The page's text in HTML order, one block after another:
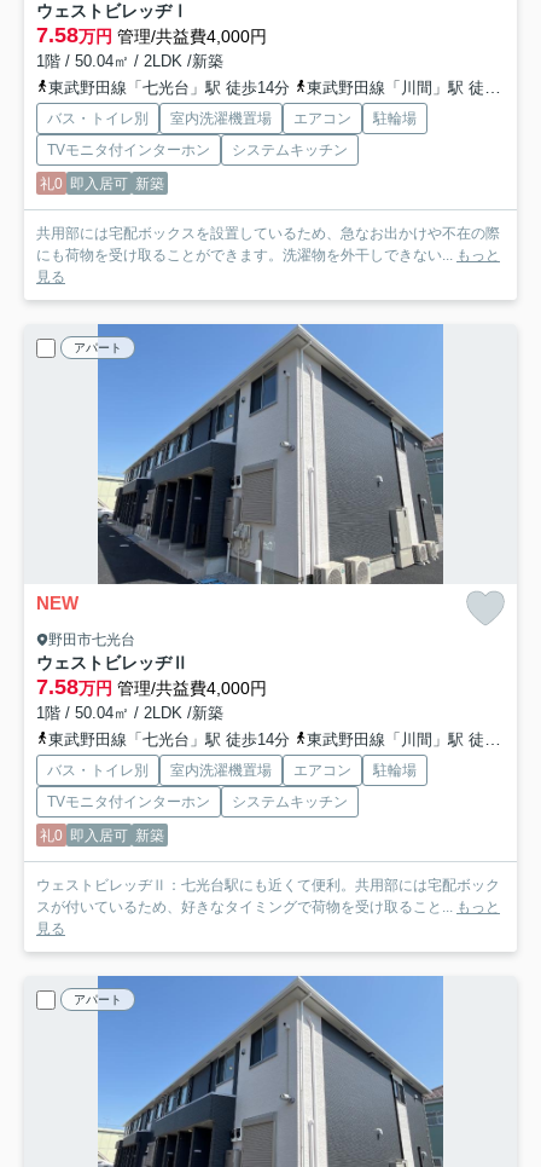
ウェストビレッヂⅠ
7.58万円 管理/共益費4,000円
1階 / 50.04㎡ / 2LDK /新築
東武野田線「七光台」駅 徒歩14分
東武野田線「川間」駅 徒歩22分
バス・トイレ別 室内洗濯機置場 エアコン
駐輪場
TVモニタ付インターホン
システムキッチン
礼0 即入居可 新築
共用部には宅配ボックスを設置しているため、急なお出かけや不在の際
にも荷物を受け取ることができます。洗濯物を外干しできない... もっと
見る
アパート
NEW
野田市七光台
ウェストビレッヂⅡ
7.58万円 管理/共益費4,000円
1階 / 50.04㎡ / 2LDK /新築
東武野田線「七光台」駅 徒歩14分
東武野田線「川間」駅 徒歩22分
バス・トイレ別 室内洗濯機置場 エアコン
駐輪場
TVモニタ付インターホン
システムキッチン
礼0 即入居可 新築
ウェストビレッヂⅡ：七光台駅にも近くて便利。共用部には宅配ボック
スが付いているため、好きなタイミングで荷物を受け取ること... もっと
見る
アパート